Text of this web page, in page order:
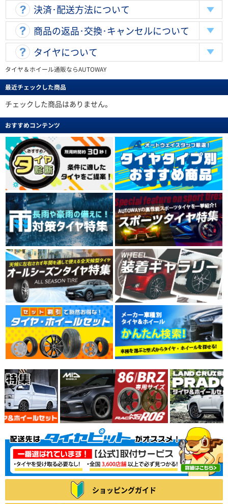
決済･配送方法について
商品の返品･交換･キャンセルについて
タイヤについて
タイヤ＆ホイール通販ならAUTOWAY
最近チェックした商品
チェックした商品はありません。
おすすめコンテンツ
ショッピングガイド